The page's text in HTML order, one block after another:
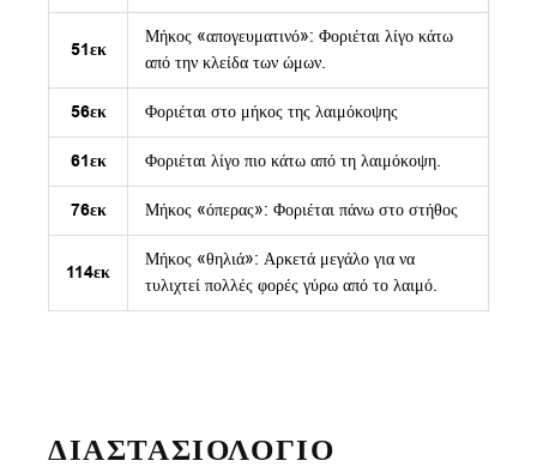
51εκ
Μήκος «απογευματινό»: Φοριέται λίγο κάτω
από την κλείδα των ώμων.
56εκ Φοριέται στο μήκος της λαιμόκοψης
61εκ Φοριέται λίγο πιο κάτω από τη λαιμόκοψη.
76εκ Μήκος «όπερας»: Φοριέται πάνω στο στήθος
114εκ
Μήκος «θηλιά»: Αρκετά μεγάλο για να
τυλιχτεί πολλές φορές γύρω από το λαιμό.
ΔΙΑΣΤΑΣΙΟΛΟΓΙΟ